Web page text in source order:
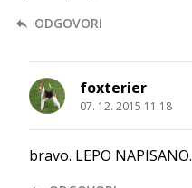
ODGOVORI
foxterier
07. 12. 2015 11.18
bravo. LEPO NAPISANO.